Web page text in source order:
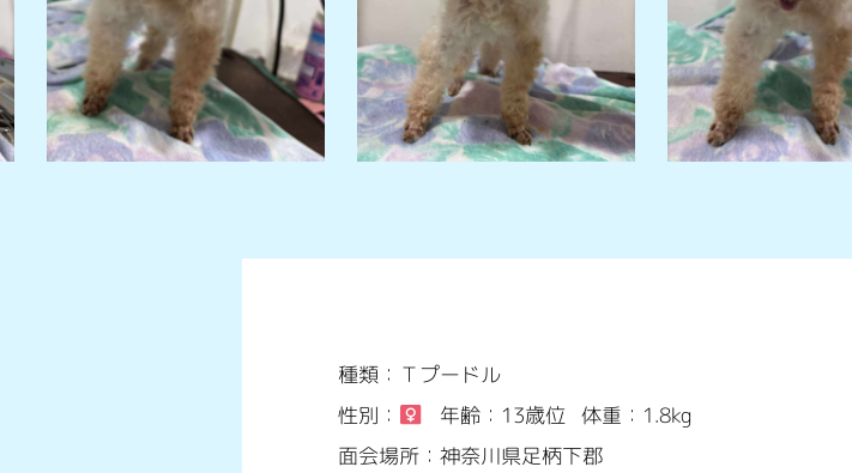
種類：Ｔプードル
性別：
年齢：13歳位 体重：1.8kg
面会場所：神奈川県足柄下郡